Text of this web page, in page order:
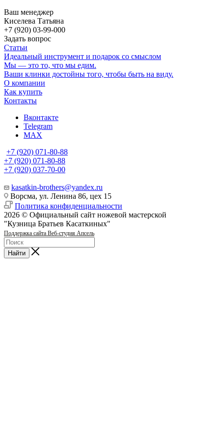
Ваш менеджер
Киселева Татьяна
+7 (920) 03-99-000
Задать вопрос
Статьи
Идеальный инструмент и подарок со смыслом
Мы — это то, что мы едим.
Ваши клинки достойны того, чтобы быть на виду.
О компании
Как купить
Контакты
Вконтакте
Telegram
MAX
+7 (920) 071-80-88
+7 (920) 071-80-88
+7 (920) 037-70-00
kasatkin-brothers@yandex.ru
Ворсма, ул. Ленина 86, цех 15
Политика конфиденциальности
2026 © Официальный сайт ножевой мастерской
"Кузница Братьев Касаткиных"
Поддержка сайта Веб-студия Апсель
Найти